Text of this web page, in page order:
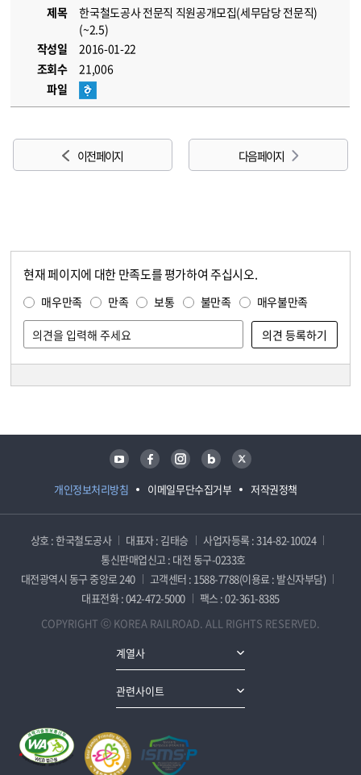
제목
한국철도공사 전문직 직원공개모집(세무담당 전문직)
(~2.5)
작성일
2016-01-22
조회수
21,006
파일
이전 페이지 다음 페이지
현재 페이지에 대한 만족도를 평가하여 주십시오.
매우만족 만족 보통 불만족 매우불만족
개인정보처리방침 이메일무단수집거부 저작권정책
유튜브 페이스북 인스타그램 블로그 트위터
상호 : 한국철도공사 대표자 : 김태승
사업자등록 : 314-82-10024
통신판매업신고 : 대전 동구-0233호
대전광역시 동구 중앙로 240
고객센터 : 1588-7788(이용료 : 발신자부담)
대표전화 : 042-472-5000
팩스 : 02-361-8385
COPYRIGHT ⓒ KOREA RAILROAD. ALL RIGHTS RESERVED.
계열사
관련사이트